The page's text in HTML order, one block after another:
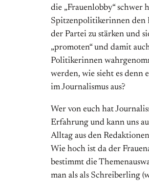
die „Frauenlobby“ schwer
Spitzenpolitikerinnen den
der Partei zu stärken und
„promoten“ und damit
Politikerinnen
werden, wie sieht es denn
im Journalismus aus?
Wer von euch hat
Erfahrung und kann uns
Alltag aus den
Wie hoch ist da der
bestimmt die
man als als Schreiberling